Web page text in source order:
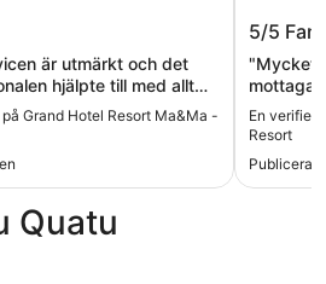
Ma&Ma - Adults
är utmärkt och det
hjälpte till med allt
Andra gången jag
igen. 5/5!!"
Grand Hotel Resort Ma&Ma -
Cervo
5/5
"Mycket
En
Resort
Quatu